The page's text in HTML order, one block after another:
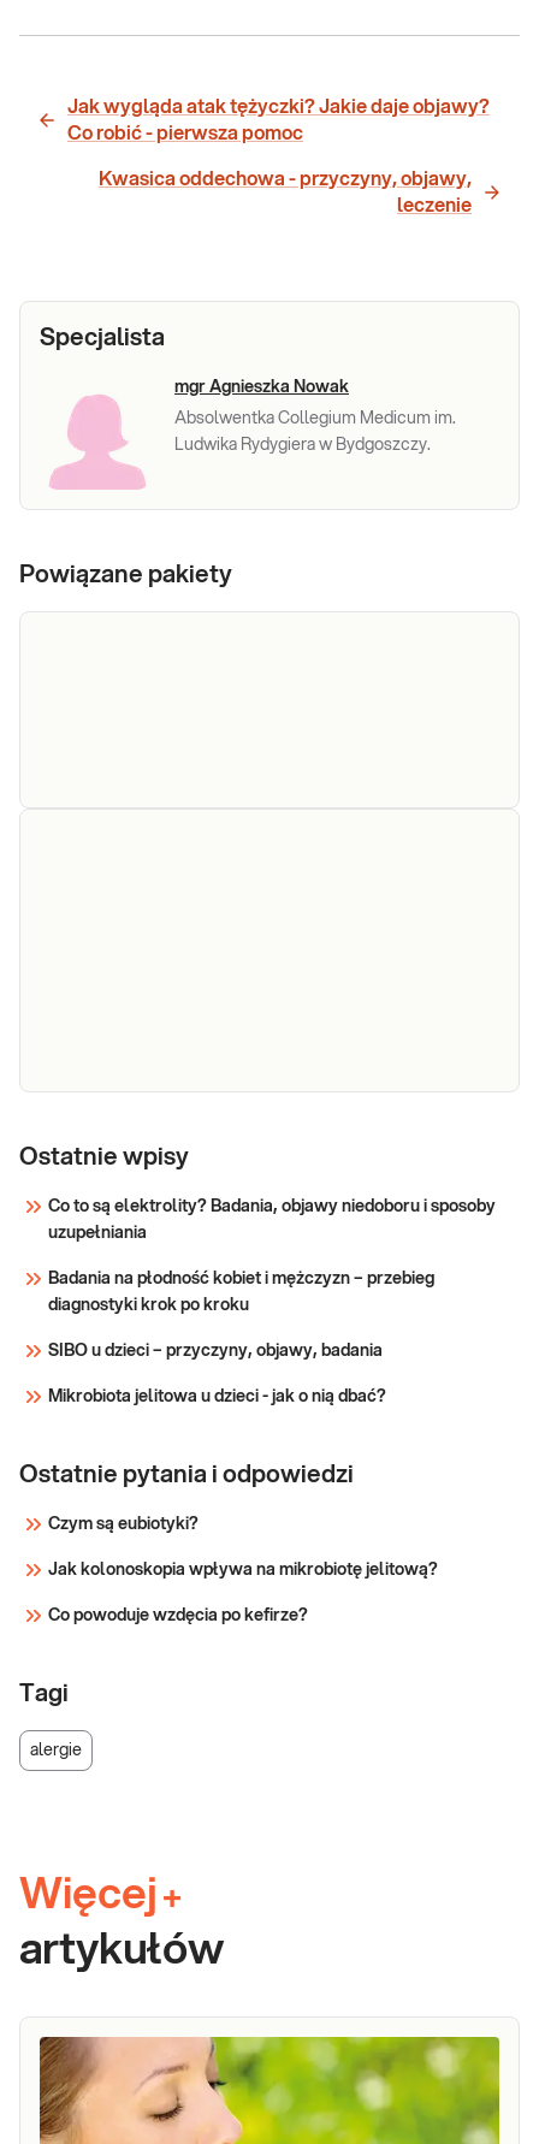
Jak wygląda atak tężyczki? Jakie daje objawy?
Co robić - pierwsza pomoc
Kwasica oddechowa - przyczyny, objawy,
leczenie
Specjalista
mgr Agnieszka Nowak
Absolwentka Collegium Medicum im.
Ludwika Rydygiera w Bydgoszczy.
Powiązane pakiety
2:
diagnostyka
alergii IgE-
zależnej
Dedykowany dla: Kobiet, Mężczyzn, Dzieci
Uwaga! Jeżeli kupujesz badanie dla dziecka,
Wskazany: → W diagnostyce alergii IgE-
zależnej → W przypadku występowania
Ostatnie wpisy
Co to są elektrolity? Badania, objawy niedoboru i sposoby
uzupełniania
Badania na płodność kobiet i mężczyzn – przebieg
diagnostyki krok po kroku
SIBO u dzieci – przyczyny, objawy, badania
Mikrobiota jelitowa u dzieci - jak o nią dbać?
Ostatnie pytania i odpowiedzi
Czym są eubiotyki?
Jak kolonoskopia wpływa na mikrobiotę jelitową?
Co powoduje wzdęcia po kefirze?
Tagi
alergie
Więcej +
artykułów